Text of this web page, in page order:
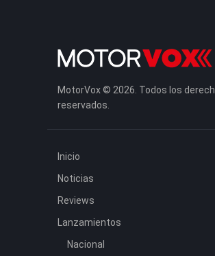
MotorVox © 2026. Todos los
reservados.
Inicio
Noticias
Reviews
Lanzamientos
Nacional